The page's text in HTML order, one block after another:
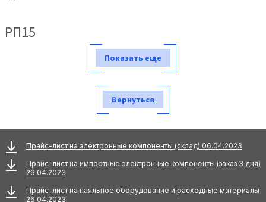
РП15
Показать еще
Вернуться
Прайс-лист на электронные компоненты (склад) 06.04.2023
Прайс-лист на импортные электронные компоненты (заказ 3 дня)
26.04.2023
Прайс-лист на паяльное оборудование и расходные материалы
26.04.2023